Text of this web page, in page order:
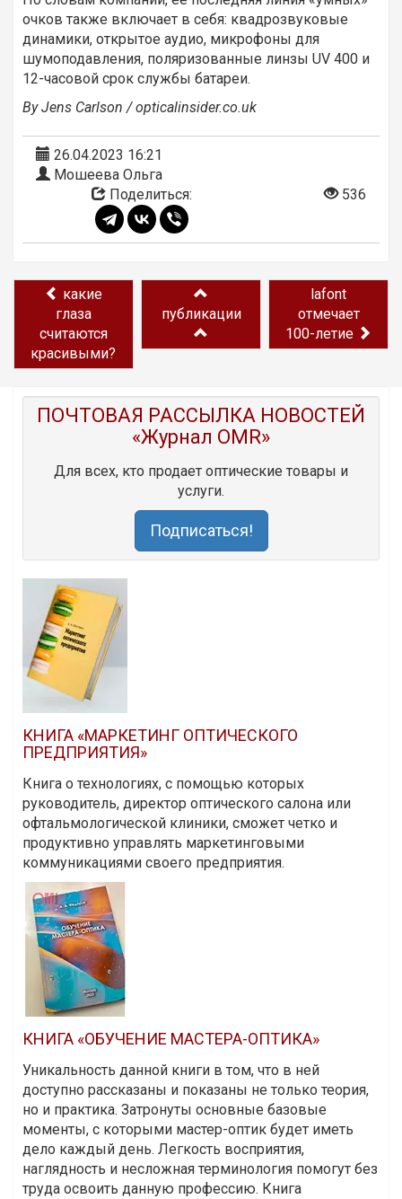
очков также включает в себя: квадрозвуковые
динамики, открытое аудио, микрофоны для
шумоподавления, поляризованные линзы UV 400 и
12-часовой срок службы батареи.
By Jens Carlson / opticalinsider.co.uk
26.04.2023 16:21
Мошеева Ольга
Поделиться:
536
какие
глаза
считаются
красивыми?
публикации
lafont
отмечает
100-летие
ПОЧТОВАЯ РАССЫЛКА НОВОСТЕЙ
«Журнал OMR»
Для всех, кто продает оптические товары и
услуги.
Подписаться!
КНИГА «МАРКЕТИНГ ОПТИЧЕСКОГО
ПРЕДПРИЯТИЯ»
Книга о технологиях, с помощью которых
руководитель, директор оптического салона или
офтальмологической клиники, сможет четко и
продуктивно управлять маркетинговыми
коммуникациями своего предприятия.
КНИГА «ОБУЧЕНИЕ МАСТЕРА-ОПТИКА»
Уникальность данной книги в том, что в ней
доступно рассказаны и показаны не только теория,
но и практика. Затронуты основные базовые
моменты, с которыми мастер-оптик будет иметь
дело каждый день. Легкость восприятия,
наглядность и несложная терминология помогут без
труда освоить данную профессию. Книга